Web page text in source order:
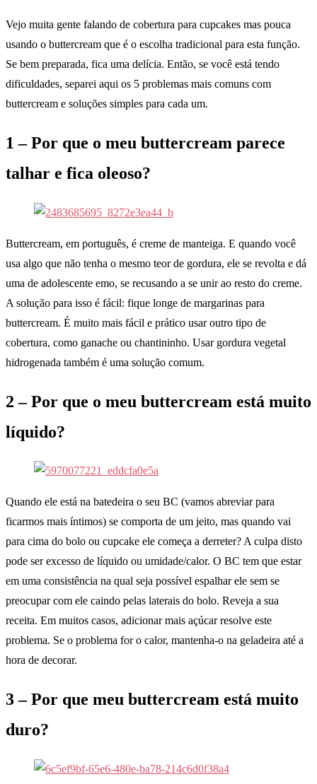
Vejo muita gente falando de cobertura para cupcakes mas pouca
usando o buttercream que é o escolha tradicional para esta função.
Se bem preparada, fica uma delícia. Então, se você está tendo
dificuldades, separei aqui os 5 problemas mais comuns com
buttercream e soluções simples para cada um.
1 – Por que o meu buttercream parece
talhar e fica oleoso?
Buttercream, em português, é creme de manteiga. E quando você
usa algo que não tenha o mesmo teor de gordura, ele se revolta e dá
uma de adolescente emo, se recusando a se unir ao resto do creme.
A solução para isso é fácil: fique longe de margarinas para
buttercream. É muito mais fácil e prático usar outro tipo de
cobertura, como ganache ou chantininho. Usar gordura vegetal
hidrogenada também é uma solução comum.
2 – Por que o meu buttercream está muito
líquido?
Quando ele está na batedeira o seu BC (vamos abreviar para
ficarmos mais íntimos) se comporta de um jeito, mas quando vai
para cima do bolo ou cupcake ele começa a derreter? A culpa disto
pode ser excesso de líquido ou umidade/calor. O BC tem que estar
em uma consistência na qual seja possível espalhar ele sem se
preocupar com ele caindo pelas laterais do bolo. Reveja a sua
receita. Em muitos casos, adicionar mais açúcar resolve este
problema. Se o problema for o calor, mantenha-o na geladeira até a
hora de decorar.
3 – Por que meu buttercream está muito
duro?